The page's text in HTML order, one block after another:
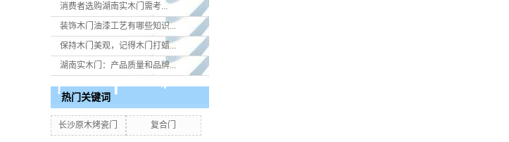
消费者选购湖南实木门​需考...
装饰木门油漆工艺有哪些知识...
保持木门美观，记得木门打蜡...
湖南实木门：产品质量和品牌...
热门关键词
长沙原木烤瓷门 复合门